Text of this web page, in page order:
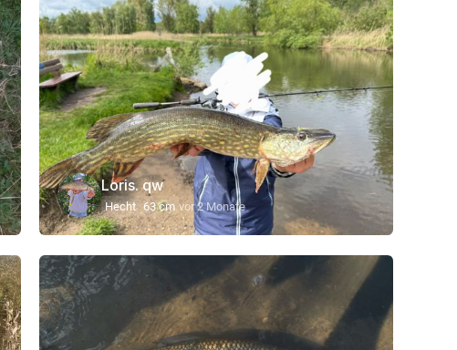
Loris. qw
Hecht 63 cm vor 2 Monate